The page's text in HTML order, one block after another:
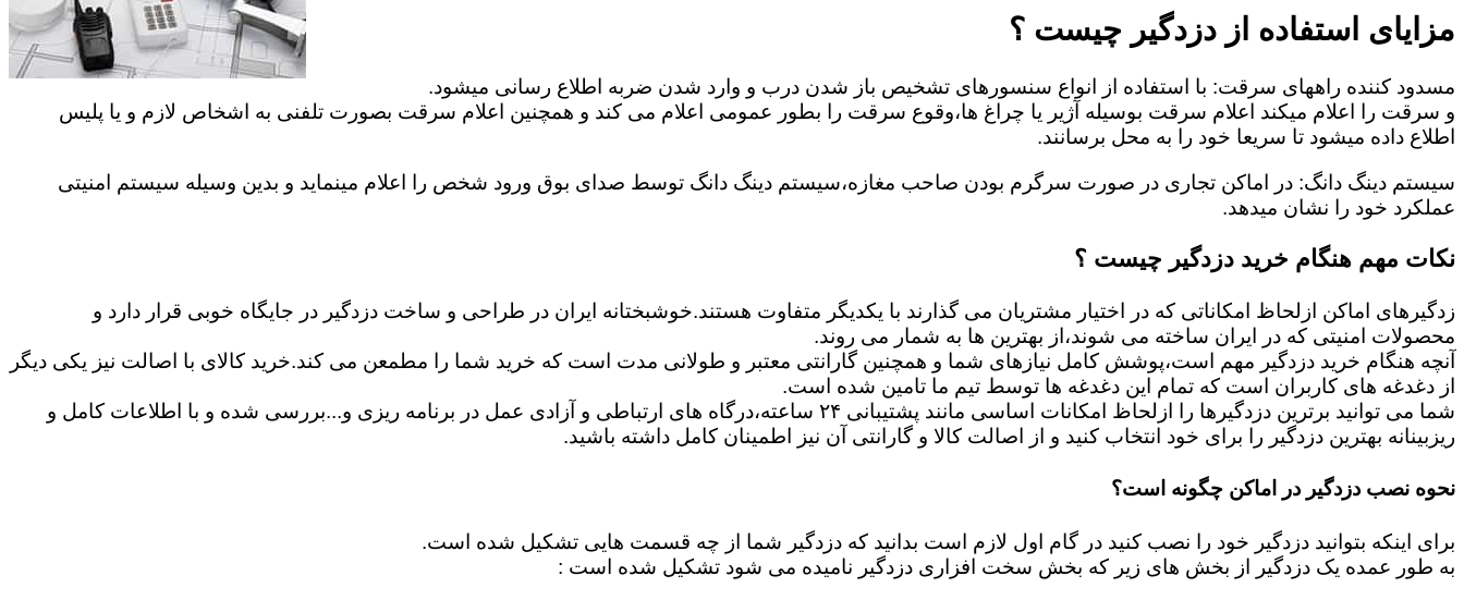
مزایای استفاده از دزدگیر چیست ؟
مسدود کننده راههای سرقت: با استفاده از انواع سنسورهای تشخیص باز شدن درب و وارد شدن ضربه اطلاع رسانی میشود.
و سرقت را اعلام میکند اعلام سرقت بوسیله آژیر یا چراغ ها،وقوع سرقت را بطور عمومی اعلام می کند و همچنین اعلام سرقت بصورت تلفنی به اشخاص لازم و یا پلیس
اطلاع داده میشود تا سریعا خود را به محل برسانند.
سیستم دینگ دانگ: در اماکن تجاری در صورت سرگرم بودن صاحب مغازه،سیستم دینگ دانگ توسط صدای بوق ورود شخص را اعلام مینماید و بدین وسیله سیستم امنیتی
عملکرد خود را نشان میدهد.
نکات مهم هنگام خرید دزدگیر چیست ؟
زدگیرهای اماکن ازلحاظ امکاناتی که در اختیار مشتریان می گذارند با یکدیگر متفاوت هستند.خوشبختانه ایران در طراحی و ساخت دزدگیر در جایگاه خوبی قرار دارد و
محصولات امنیتی که در ایران ساخته می شوند،از بهترین ها به شمار می روند.
آنچه هنگام خرید دزدگیر مهم است،پوشش کامل نیازهای شما و همچنین گارانتی معتبر و طولانی مدت است که خرید شما را مطمعن می کند.خرید کالای با اصالت نیز یکی دیگر
از دغدغه های کاربران است که تمام این دغدغه ها توسط تیم ما تامین شده است.
شما می توانید برترین دزدگیرها را ازلحاظ امکانات اساسی مانند پشتیبانی ۲۴ ساعته،درگاه های ارتباطی و آزادی عمل در برنامه ریزی و...بررسی شده و با اطلاعات کامل و
ریزبینانه بهترین دزدگیر را برای خود انتخاب کنید و از اصالت کالا و گارانتی آن نیز اطمینان کامل داشته باشید.
نحوه نصب دزدگیر در اماکن چگونه است؟
برای اینکه بتوانید دزدگیر خود را نصب کنید در گام اول لازم است بدانید که دزدگیر شما از چه قسمت هایی تشکیل شده است.
به طور عمده یک دزدگیر از بخش های زیر که بخش سخت افزاری دزدگیر نامیده می شود تشکیل شده است :